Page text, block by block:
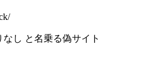
し と名乗る偽サイト